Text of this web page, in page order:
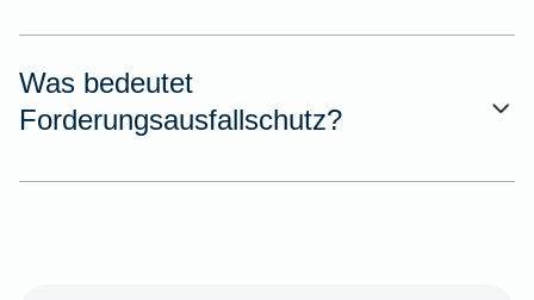
Was bedeutet
Forderungsausfallschutz?